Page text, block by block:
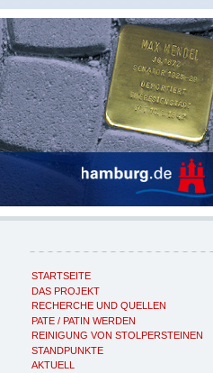
STARTSEITE
DAS PROJEKT
RECHERCHE UND QUELLEN
PATE / PATIN WERDEN
REINIGUNG VON STOLPERSTEINEN
STANDPUNKTE
AKTUELL